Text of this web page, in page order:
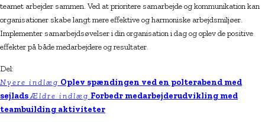
teamet arbejder sammen. Ved at prioritere samarbejde og kommunikation kan
organisationer skabe langt mere effektive og harmoniske arbejdsmiljøer.
Implementer samarbejdsøvelser i din organisation i dag og oplev de positive
effekter på både medarbejdere og resultater.
Del:
Nyere indlæg Oplev spændingen ved en polterabend med
sejladsÆldre indlæg Forbedr medarbejderudvikling med
teambuilding aktiviteter